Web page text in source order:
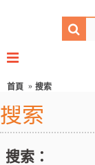
首頁 搜索
搜索
搜索：